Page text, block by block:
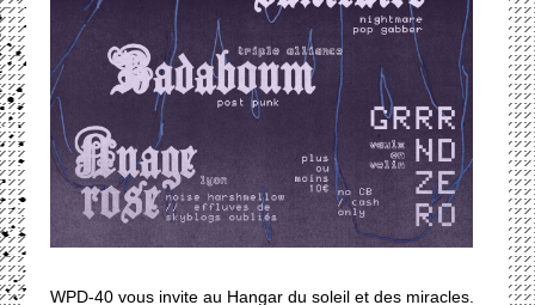
WPD-40 vous invite au Hangar du soleil et des miracles.